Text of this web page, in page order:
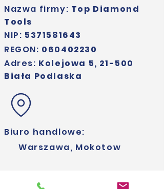
Nazwa firmy: Top Diamond
Tools
NIP: 5371581643
REGON: 060402230
Adres: Kolejowa 5, 21-500
Biała Podlaska
Biuro handlowe:
Warszawa, Mokotow